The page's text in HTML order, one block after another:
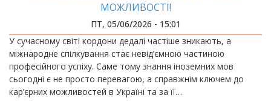
МОЖЛИВОСТІ!
ПТ, 05/06/2026 - 15:01
У сучасному світі кордони дедалі частіше зникають, а
міжнародне спілкування стає невід’ємною частиною
професійного успіху. Саме тому знання іноземних мов
сьогодні є не просто перевагою, а справжнім ключем до
кар’єрних можливостей в Україні та за її…